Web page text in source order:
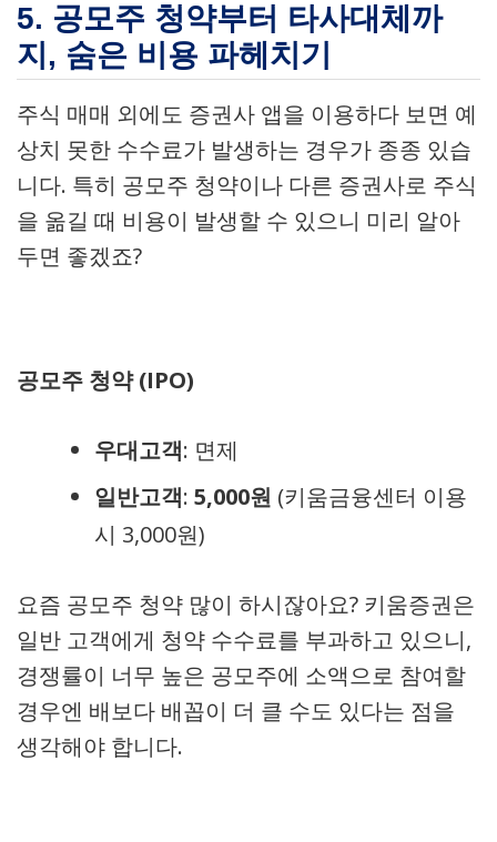
5. 공모주 청약부터 타사대체까
지, 숨은 비용 파헤치기
주식 매매 외에도 증권사 앱을 이용하다 보면 예
상치 못한 수수료가 발생하는 경우가 종종 있습
니다. 특히 공모주 청약이나 다른 증권사로 주식
을 옮길 때 비용이 발생할 수 있으니 미리 알아
두면 좋겠죠?
공모주 청약 (IPO)
우대고객: 면제
일반고객: 5,000원 (키움금융센터 이용
시 3,000원)
요즘 공모주 청약 많이 하시잖아요? 키움증권은
일반 고객에게 청약 수수료를 부과하고 있으니,
경쟁률이 너무 높은 공모주에 소액으로 참여할
경우엔 배보다 배꼽이 더 클 수도 있다는 점을
생각해야 합니다.